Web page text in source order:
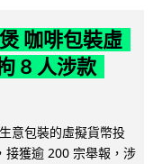
咖啡包裝虛
8 人涉款
意包裝的虛擬貨幣投
獲逾 200 宗舉報，涉